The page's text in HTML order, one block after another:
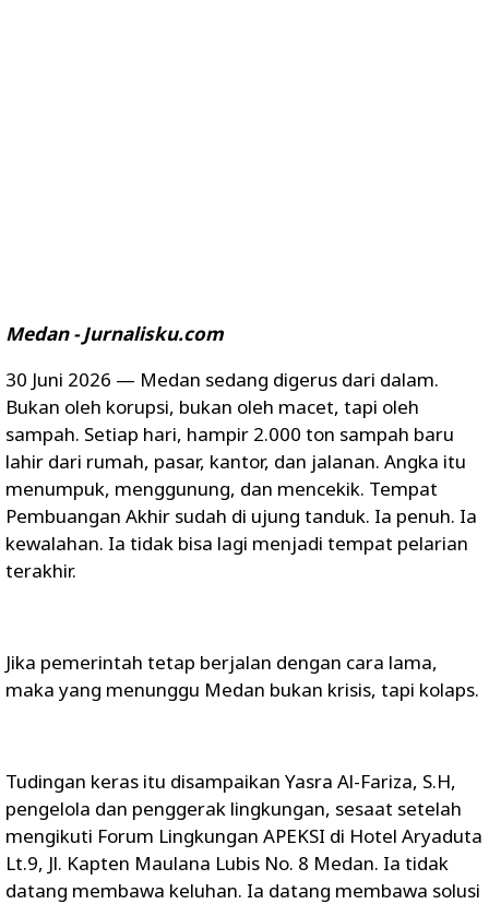
Medan - Jurnalisku.com
30 Juni 2026 — Medan sedang digerus dari dalam.
Bukan oleh korupsi, bukan oleh macet, tapi oleh
sampah. Setiap hari, hampir 2.000 ton sampah baru
lahir dari rumah, pasar, kantor, dan jalanan. Angka itu
menumpuk, menggunung, dan mencekik. Tempat
Pembuangan Akhir sudah di ujung tanduk. Ia penuh. Ia
kewalahan. Ia tidak bisa lagi menjadi tempat pelarian
terakhir.
Jika pemerintah tetap berjalan dengan cara lama,
maka yang menunggu Medan bukan krisis, tapi kolaps.
Tudingan keras itu disampaikan Yasra Al-Fariza, S.H,
pengelola dan penggerak lingkungan, sesaat setelah
mengikuti Forum Lingkungan APEKSI di Hotel Aryaduta
Lt.9, Jl. Kapten Maulana Lubis No. 8 Medan. Ia tidak
datang membawa keluhan. Ia datang membawa solusi